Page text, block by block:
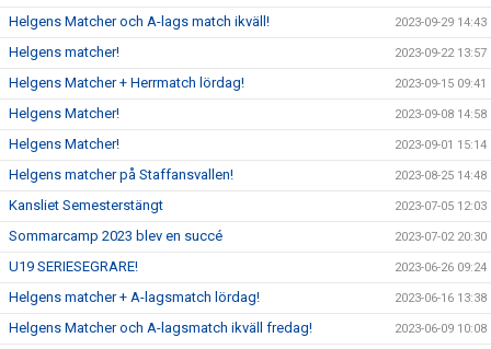
Helgens Matcher och A-lags match ikväll! 2023-09-29 14:43
Helgens matcher! 2023-09-22 13:57
Helgens Matcher + Herrmatch lördag! 2023-09-15 09:41
Helgens Matcher! 2023-09-08 14:58
Helgens Matcher! 2023-09-01 15:14
Helgens matcher på Staffansvallen! 2023-08-25 14:48
Kansliet Semesterstängt 2023-07-05 12:03
Sommarcamp 2023 blev en succé 2023-07-02 20:30
U19 SERIESEGRARE! 2023-06-26 09:24
Helgens matcher + A-lagsmatch lördag! 2023-06-16 13:38
Helgens Matcher och A-lagsmatch ikväll fredag! 2023-06-09 10:08